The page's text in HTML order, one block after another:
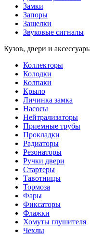
Замки
Запоры
Защелки
Звуковые сигналы
Кузов, двери и
Коллекторы
Колодки
Колпаки
Крыло
Личинка замка
Насосы
Нейтрализаторы
Приемные трубы
Прокладки
Радиаторы
Резонаторы
Ручки двери
Стартеры
Тавотницы
Тормоза
Фары
Фиксаторы
Флажки
Хомуты глушителя
Чехлы